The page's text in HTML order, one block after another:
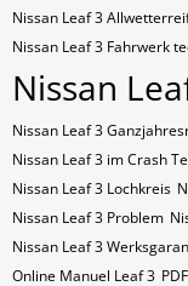
Nissan Leaf 3
Nissan Leaf 3 Fahrwerk
Nissan
Nissan Leaf 3
Nissan Leaf 3 im Crash
Nissan Leaf 3 Lochkreis
Nissan Leaf 3 Problem
Nissan Leaf 3
Online Manuel Leaf 3